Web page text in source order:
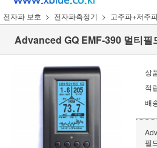
전자파 보호 전자파측정기 고주파+저주
Advanced GQ EMF-390 멀티필
상
적
배
필